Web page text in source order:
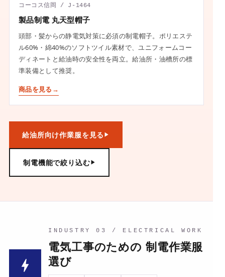
コーコス信岡 / J-1464
製品制電 丸天型帽子
頭部・髪からの静電気対策に必須の制電帽子。ポリエステ
ル60%・綿40%のソフトツイル素材で、ユニフォームコー
ディネートと給油時の安全性を両立。給油所・油槽所の標
準装備として推奨。
商品を見る
給油所向け作業服を見る
制電機能で絞り込む
INDUSTRY 03 / ELECTRICAL WORK
電気工事のための 制電作業服
選び